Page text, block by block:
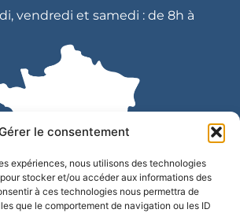
le consentement
expériences, nous utilisons des technologies
stocker et/ou accéder aux informations des
à ces technologies nous permettra de
que le comportement de navigation ou les ID
vendredi et samedi : de 8h à